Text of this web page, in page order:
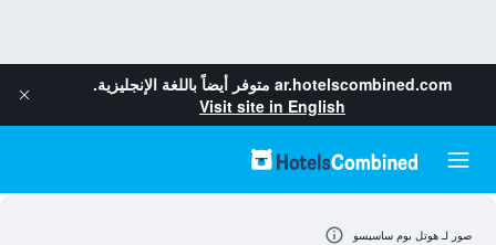
ar.hotelscombined.com متوفر أيضاً باللغة الإنجليزية.
Visit site in English
صور لـ هوتل بوم ساسيسو